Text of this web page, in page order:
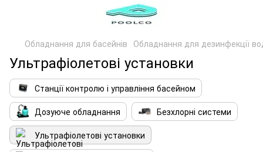
Обладнання для басейнів Обладнання для дезинфекції
Ультрафіолетові установки
Станції контролю і управління басейном
Дозуюче обладнання
Безхлорні системи
Ультрафіолетові установки